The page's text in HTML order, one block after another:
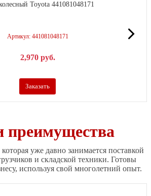
Toyota 441081048171
Артикул: 441081048171
2,970 руб.
Заказать
уже давно занимается поставкой
и складской техники. Готовы
используя свой многолетний опыт.